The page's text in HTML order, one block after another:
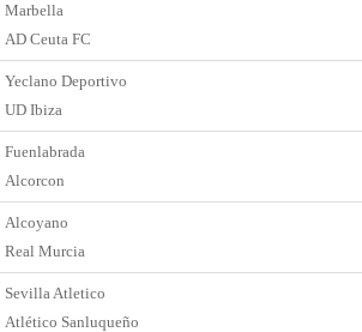
Marbella
AD Ceuta FC
Yeclano Deportivo
UD Ibiza
Fuenlabrada
Alcorcon
Alcoyano
Real Murcia
Sevilla Atletico
Atlético Sanluqueño